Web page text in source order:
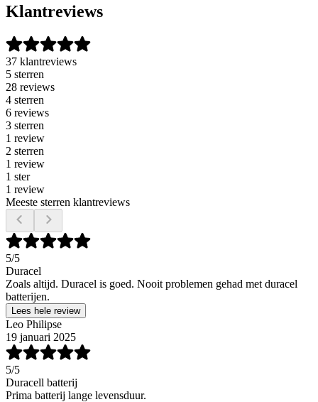
Klantreviews
37 klantreviews
5 sterren
28 reviews
4 sterren
6 reviews
3 sterren
1 review
2 sterren
1 review
1 ster
1 review
Meeste sterren klantreviews
5/5
Duracel
Zoals altijd. Duracel is goed. Nooit problemen gehad met duracel
batterijen.
Lees hele review
Leo Philipse
19 januari 2025
5/5
Duracell batterij
Prima batterij lange levensduur.